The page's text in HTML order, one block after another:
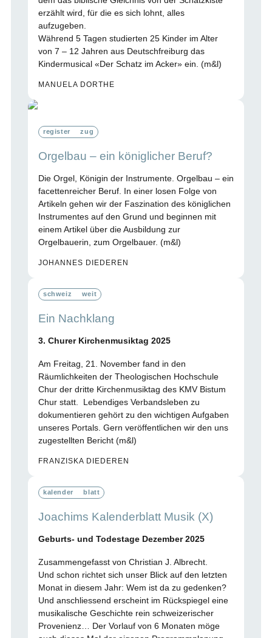
erzählt wird, für die es sich lohnt, alles
aufzugeben.
Während 5 Tagen studierten 25 Kinder im Alter
von 7 – 12 Jahren aus Deutschfreiburg das
Kindermusical «Der Schatz im Acker» ein. (m&l)
MANUELA DORTHE
register zug
Orgelbau – ein königlicher Beruf?
Die Orgel, Königin der Instrumente. Orgelbau – ein
facettenreicher Beruf. In einer losen Folge von
Artikeln gehen wir der Faszination des königlichen
Instrumentes auf den Grund und beginnen mit
einem Artikel über die Ausbildung zur
Orgelbauerin, zum Orgelbauer. (m&l)
JOHANNES DIEDEREN
schweiz weit
Ein Nachklang
3. Churer Kirchenmusiktag 2025
Am Freitag, 21. November fand in den
Räumlichkeiten der Theologischen Hochschule
Chur der dritte Kirchenmusiktag des KMV Bistum
Chur statt. Lebendiges Verbandsleben zu
dokumentieren gehört zu den wichtigen Aufgaben
unseres Portals. Gern veröffentlichen wir den uns
zugestellten Bericht (m&l)
FRANZISKA DIEDEREN
kalender blatt
Joachims Kalenderblatt Musik (X)
Geburts- und Todestage Dezember 2025
Zusammengefasst von Christian J. Albrecht.
Und schon richtet sich unser Blick auf den letzten
Monat in diesem Jahr: Wem ist da zu gedenken?
Und anschliessend erscheint im Rückspiegel eine
musikalische Geschichte rein schweizerischer
Provenienz… Der Vorlauf von 6 Monaten möge